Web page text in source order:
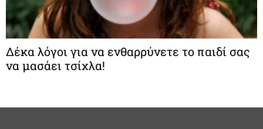
Δέκα λόγοι για να ενθαρρύνετε το παιδί σας
να μασάει τσίχλα!